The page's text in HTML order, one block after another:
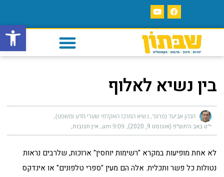
פתח
בין נשיא לאלוף
הכהן אביעד (פרופ', נשיא המרכז האקדמי שערי מדע ומשפט)
י״ט באב ה׳תש״פ (אוגוסט 9, 2020) 9:09 am אין תגובות
לא אחת מופיעות במקרא "רשימות יוחסין" ארוכות, שלרבים נראות
נטולות כל פשר ותכלית. אלה הם מעין "ספרי טלפונים" או אינדקס